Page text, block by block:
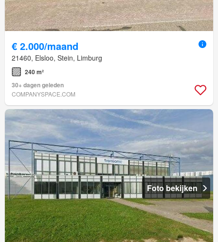
€ 2.000/maand
21460, Elsloo, Stein, Limburg
240 m²
30+ dagen geleden
COMPANYSPACE.COM
Foto bekijken